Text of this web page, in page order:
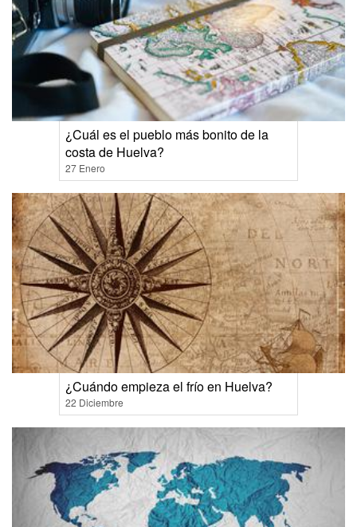
¿Cuál es el pueblo más bonito de la
costa de Huelva?
27 Enero
¿Cuándo empieza el frío en Huelva?
22 Diciembre